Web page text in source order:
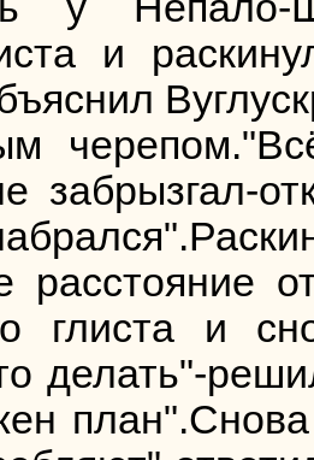
и
забрызгал-
расстояние
глиста и
делать"-